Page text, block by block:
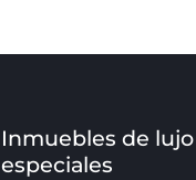
Inmuebles de
especiales